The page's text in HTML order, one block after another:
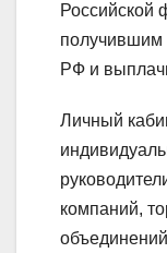
Российской
получившим
РФ и
Личный
компаний,